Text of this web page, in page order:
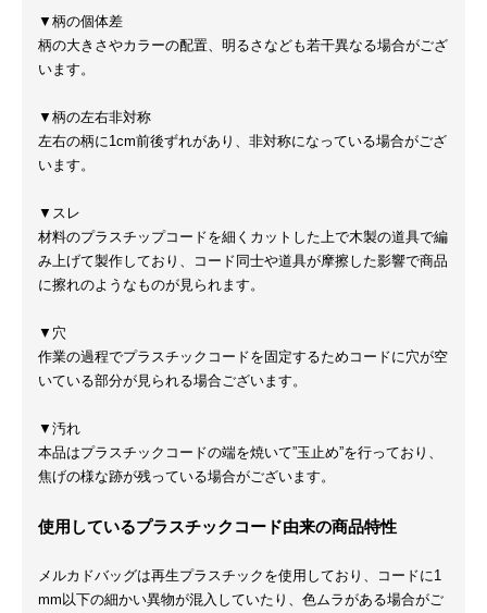
▼柄の個体差
柄の大きさやカラーの配置、明るさなども若干異なる場合がござ
います。
▼柄の左右非対称
左右の柄に1cm前後ずれがあり、非対称になっている場合がござ
います。
▼スレ
材料のプラスチップコードを細くカットした上で木製の道具で編
み上げて製作しており、コード同士や道具が摩擦した影響で商品
に擦れのようなものが見られます。
▼穴
作業の過程でプラスチックコードを固定するためコードに穴が空
いている部分が見られる場合ございます。
▼汚れ
本品はプラスチックコードの端を焼いて”玉止め”を行っており、
焦げの様な跡が残っている場合がございます。
使用しているプラスチックコード由来の商品特性
メルカドバッグは再生プラスチックを使用しており、コードに1
mm以下の細かい異物が混入していたり、色ムラがある場合がご